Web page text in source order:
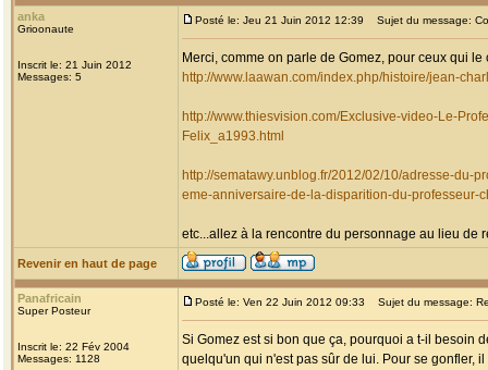
anka
Grioonaute
Inscrit le: 21 Juin 2012
Messages: 5
Posté le: Jeu 21 Juin 2012 12:39 Sujet du message:
Merci, comme on parle de Gomez, pour ceux qui
http://www.laawan.com/index.php/histoire/jean-
http://www.thiesvision.com/Exclusive-video-Le-
Felix_a1993.html
http://sematawy.unblog.fr/2012/02/10/adresse-du-
eme-anniversaire-de-la-disparition-du-professeur-
etc...allez à la rencontre du personnage au lieu de
Revenir en haut de page
Panafricain
Super Posteur
Inscrit le: 22 Fév 2004
Messages: 1128
Posté le: Ven 22 Juin 2012 09:33 Sujet du message:
Si Gomez est si bon que ça, pourquoi a t-il besoin
quelqu'un qui n'est pas sûr de lui. Pour se gonfler,